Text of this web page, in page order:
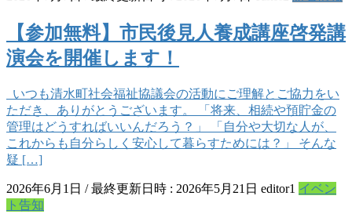
【参加無料】市民後見人養成講座啓発講
演会を開催します！
いつも清水町社会福祉協議会の活動にご理解とご協力をい
ただき、ありがとうございます。 「将来、相続や預貯金の
管理はどうすればいいんだろう？」 「自分や大切な人が、
これからも自分らしく安心して暮らすためには？」 そんな
疑 […]
2026年6月1日 / 最終更新日時 : 2026年5月21日 editor1 イベン
ト告知